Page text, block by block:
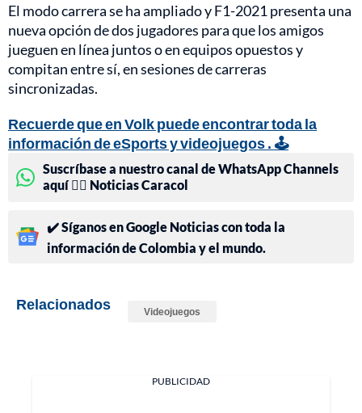
El modo carrera se ha ampliado y F1-2021 presenta una
nueva opción de dos jugadores para que los amigos
jueguen en línea juntos o en equipos opuestos y
compitan entre sí, en sesiones de carreras
sincronizadas.
Recuerde que en Volk puede encontrar toda la
información de eSports y videojuegos . 🕹️
Suscríbase a nuestro canal de WhatsApp Channels
aquí 👉🏻 Noticias Caracol
✔️ Síganos en Google Noticias con toda la
información de Colombia y el mundo.
Relacionados Videojuegos
PUBLICIDAD